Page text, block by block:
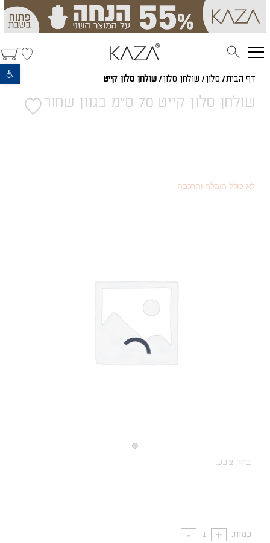
פתח סרגל נגישות
דף הבית/ סלון / שולחן סלון / שולחן סלון קייט
שולחן סלון קייט 70 ס"מ בגוון שחור
לא כולל הובלה והרכבה
בחר צבע:
כמות: